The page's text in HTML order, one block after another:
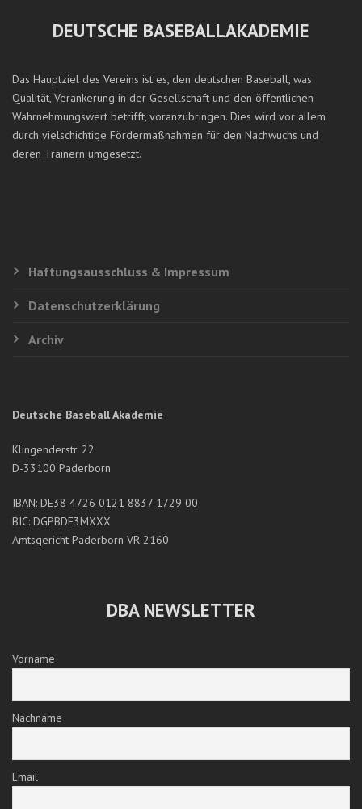
DEUTSCHE BASEBALLAKADEMIE
Das Hauptziel des Vereins ist es, den deutschen Baseball, was
Qualität, Verankerung in der Gesellschaft und den öffentlichen
Wahrnehmungswert betrifft, voranzubringen. Dies wird vor allem
durch vielschichtige Fördermaßnahmen für den Nachwuchs und
deren Trainern umgesetzt.
Haftungsausschluss & Impressum
Datenschutzerklärung
Archiv
Deutsche Baseball Akademie
Klingenderstr. 22
D-33100 Paderborn
IBAN: DE38 4726 0121 8837 1729 00
BIC: DGPBDE3MXXX
Amtsgericht Paderborn VR 2160
DBA NEWSLETTER
Vorname
Nachname
Email